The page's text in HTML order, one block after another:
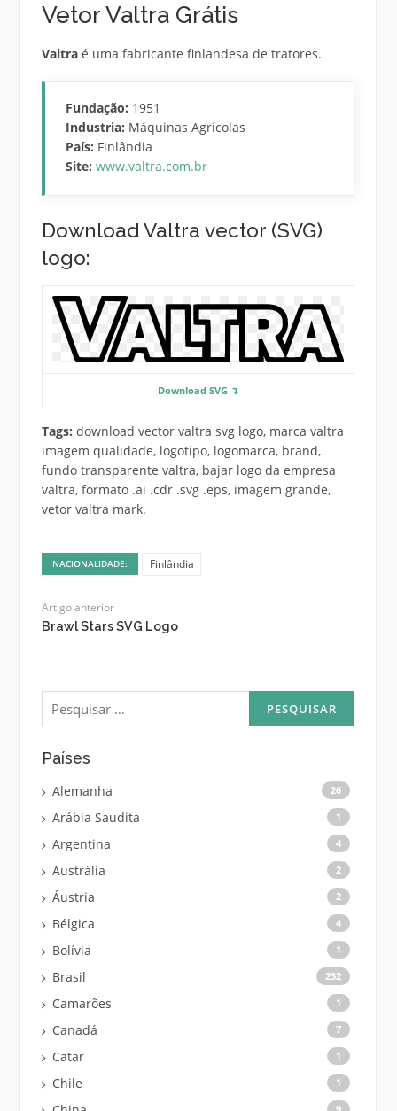
Vetor Valtra Grátis
Valtraé uma fabricante finlandesa de tratores.
Fundação: 1951
Industria: Máquinas Agrícolas
País: Finlândia
Site: www.valtra.com.br
Download Valtra vector (SVG)
logo:
Download SVG ↴
Tags: download vector valtra svg logo, marca valtra
imagem qualidade, logotipo, logomarca, brand,
fundo transparente valtra, bajar logo da empresa
valtra, formato .ai .cdr .svg .eps, imagem grande,
vetor valtra mark.
NACIONALIDADE: Finlândia
Artigo anterior
Brawl Stars SVG Logo
Pesquisar
por:
Países
Alemanha 26
Arábia Saudita 1
Argentina 4
Austrália 2
Áustria 2
Bélgica 4
Bolívia 1
Brasil 232
Camarões 1
Canadá 7
Catar 1
Chile 1